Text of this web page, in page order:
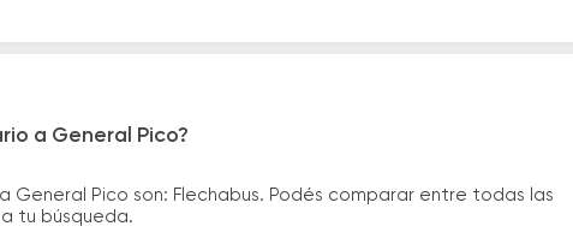
a General Pico?
Pico son: Flechabus. Podés comparar entre todas las
tu búsqueda.